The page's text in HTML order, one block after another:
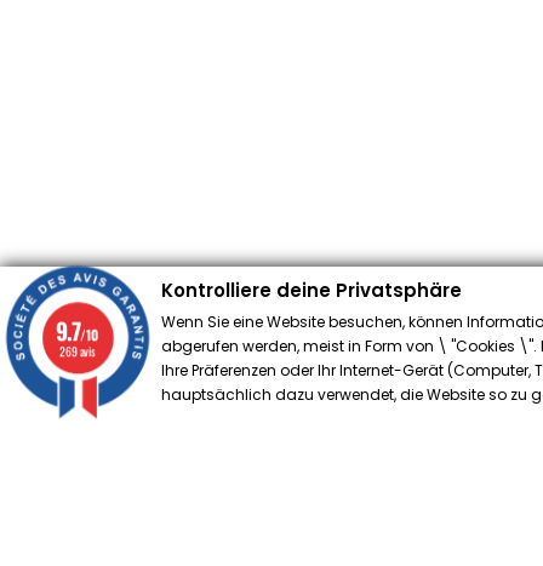
Kontrolliere deine Privatsphäre
Wenn Sie eine Website besuchen, können
abgerufen werden, meist in Form von \ "Cookies \".
Ihre Präferenzen oder Ihr Internet-Gerät (Computer,
hauptsächlich dazu verwendet, die Website so zu
9.7/10
269 avis